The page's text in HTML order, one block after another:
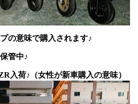
の意味で購入されます♪
管中♪
入荷♪（女性が新車購入の意味）